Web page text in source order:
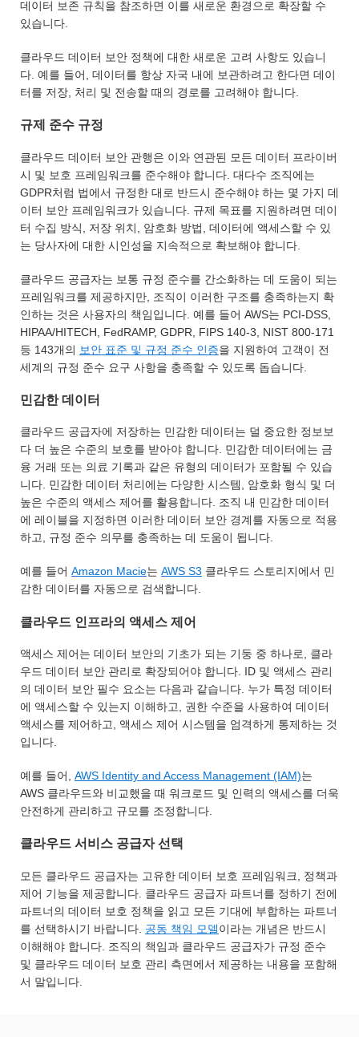
데이터 보존 규칙을 참조하면 이를 새로운 환경으로 확장할 수
있습니다.
클라우드 데이터 보안 정책에 대한 새로운 고려 사항도 있습니
다. 예를 들어, 데이터를 항상 자국 내에 보관하려고 한다면 데이
터를 저장, 처리 및 전송할 때의 경로를 고려해야 합니다.
규제 준수 규정
클라우드 데이터 보안 관행은 이와 연관된 모든 데이터 프라이버
시 및 보호 프레임워크를 준수해야 합니다. 대다수 조직에는
GDPR처럼 법에서 규정한 대로 반드시 준수해야 하는 몇 가지 데
이터 보안 프레임워크가 있습니다. 규제 목표를 지원하려면 데이
터 수집 방식, 저장 위치, 암호화 방법, 데이터에 액세스할 수 있
는 당사자에 대한 시인성을 지속적으로 확보해야 합니다.
클라우드 공급자는 보통 규정 준수를 간소화하는 데 도움이 되는
프레임워크를 제공하지만, 조직이 이러한 구조를 충족하는지 확
인하는 것은 사용자의 책임입니다. 예를 들어 AWS는 PCI-DSS,
HIPAA/HITECH, FedRAMP, GDPR, FIPS 140-3, NIST 800-171
등 143개의 보안 표준 및 규정 준수 인증을 지원하여 고객이 전
세계의 규정 준수 요구 사항을 충족할 수 있도록 돕습니다.
민감한 데이터
클라우드 공급자에 저장하는 민감한 데이터는 덜 중요한 정보보
다 더 높은 수준의 보호를 받아야 합니다. 민감한 데이터에는 금
융 거래 또는 의료 기록과 같은 유형의 데이터가 포함될 수 있습
니다. 민감한 데이터 처리에는 다양한 시스템, 암호화 형식 및 더
높은 수준의 액세스 제어를 활용합니다. 조직 내 민감한 데이터
에 레이블을 지정하면 이러한 데이터 보안 경계를 자동으로 적용
하고, 규정 준수 의무를 충족하는 데 도움이 됩니다.
예를 들어 Amazon Macie는 AWS S3 클라우드 스토리지에서 민
감한 데이터를 자동으로 검색합니다.
클라우드 인프라의 액세스 제어
액세스 제어는 데이터 보안의 기초가 되는 기둥 중 하나로, 클라
우드 데이터 보안 관리로 확장되어야 합니다. ID 및 액세스 관리
의 데이터 보안 필수 요소는 다음과 같습니다. 누가 특정 데이터
에 액세스할 수 있는지 이해하고, 권한 수준을 사용하여 데이터
액세스를 제어하고, 액세스 제어 시스템을 엄격하게 통제하는 것
입니다.
예를 들어, AWS Identity and Access Management (IAM)는
AWS 클라우드와 비교했을 때 워크로드 및 인력의 액세스를 더욱
안전하게 관리하고 규모를 조정합니다.
클라우드 서비스 공급자 선택
모든 클라우드 공급자는 고유한 데이터 보호 프레임워크, 정책과
제어 기능을 제공합니다. 클라우드 공급자 파트너를 정하기 전에
파트너의 데이터 보호 정책을 읽고 모든 기대에 부합하는 파트너
를 선택하시기 바랍니다. 공동 책임 모델이라는 개념은 반드시
이해해야 합니다. 조직의 책임과 클라우드 공급자가 규정 준수
및 클라우드 데이터 보호 관리 측면에서 제공하는 내용을 포함해
서 말입니다.